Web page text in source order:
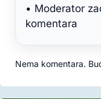
• Moderator
komentara
Nema komentara.